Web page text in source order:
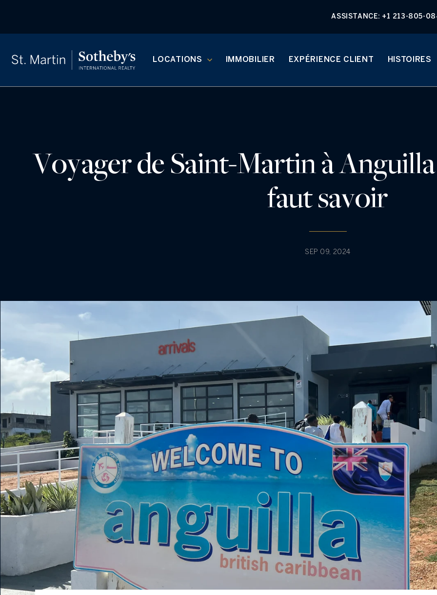
ASSISTANCE: +1 213-805-
LOCATIONS IMMOBILIER EXPÉRIENCE CLIENT HISTOIRES
Voyager de Saint-Martin à Anguilla
faut savoir
SEP 09, 2024